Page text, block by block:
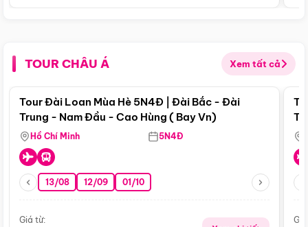
TOUR CHÂU Á Xem tất cả
Điểm nổi bật
Tour Đài Loan Mùa Hè 5N4Đ | Đài Bắc - Đài
Trung - Nam Đầu - Cao Hùng ( Bay Vn)
Hồ Chí Minh 5N4Đ
13/08 12/09 01/10
Giá từ: